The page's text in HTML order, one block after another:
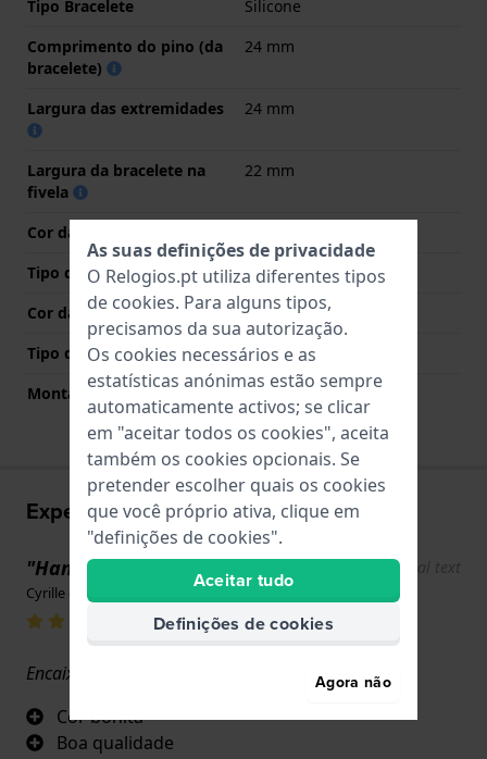
Tipo Bracelete
Silicone
Comprimento do pino (da
bracelete)
24 mm
Largura das extremidades 24 mm
Largura da bracelete na
fivela
22 mm
Cor da bracelete
Tipo de Fecho
Fecho
Cor da fivela
Prata
Tipo de montagem
Pinos de pressão
Montagem Reta
Não
Experiências utilizador
"Hanowa original" Show original text
Cyrille de Crozals · 17 de junho de 2022
Encaixa-se perfeitamente
Cor bonita
Boa qualidade
As suas definições de privacidade
O Relogios.pt utiliza diferentes tipos
de cookies. Para alguns tipos,
precisamos da sua autorização.
Os cookies necessários e as
estatísticas anónimas estão sempre
automaticamente activos; se clicar
em "aceitar todos os cookies", aceita
também os cookies opcionais. Se
pretender escolher quais os cookies
que você próprio ativa, clique em
"definições de cookies".
Aceitar tudo
Definições de cookies
Agora não